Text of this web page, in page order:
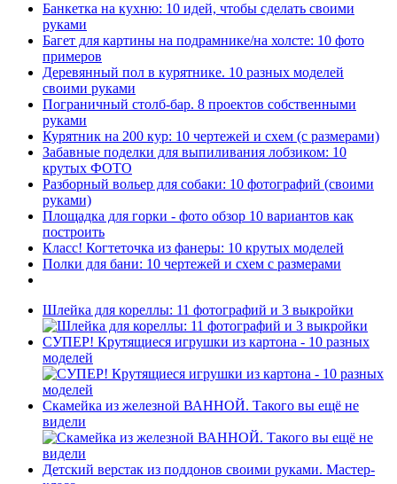
Банкетка на кухню: 10 идей, чтобы сделать своими
руками
Багет для картины на подрамнике/на холсте: 10 фото
примеров
Деревянный пол в курятнике. 10 разных моделей
своими руками
Пограничный столб-бар. 8 проектов собственными
руками
Курятник на 200 кур: 10 чертежей и схем (с размерами)
Забавные поделки для выпиливания лобзиком: 10
крутых ФОТО
Разборный вольер для собаки: 10 фотографий (своими
руками)
Площадка для горки - фото обзор 10 вариантов как
построить
Класс! Когтеточка из фанеры: 10 крутых моделей
Полки для бани: 10 чертежей и схем с размерами
Шлейка для кореллы: 11 фотографий и 3 выкройки
СУПЕР! Крутящиеся игрушки из картона - 10 разных
моделей
Скамейка из железной ВАННОЙ. Такого вы ещё не
видели
Детский верстак из поддонов своими руками. Мастер-